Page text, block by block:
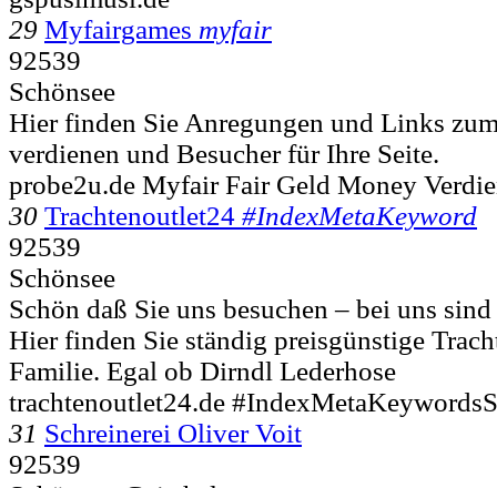
29 Myfairgames myfair
92539
Schönsee
Hier finden Sie Anregungen und Links
verdienen und Besucher für Ihre Seite.
probe2u.de Myfair Fair Geld Money
30 Trachtenoutlet24 #IndexMetaKeyword
92539
Schönsee
Schön daß Sie uns besuchen – bei uns
Hier finden Sie ständig preisgünstige
Familie. Egal ob Dirndl Lederhose
trachtenoutlet24.de
31 Schreinerei Oliver Voit
92539